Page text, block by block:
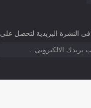
النشرة البريدية لتحصل على